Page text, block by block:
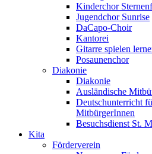
Kinderchor
Jugendchor Sunrise
DaCapo-Choir
Kantorei
Gitarre spielen
Posaunenchor
Diakonie
Diakonie
Ausländische
Deutschunterricht
MitbürgerInnen
Besuchsdienst St.
Kita
Förderverein